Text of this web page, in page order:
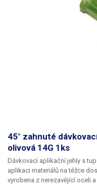
45° zahnuté
olivová 14G 1ks
Dávkovací aplikační jehly s
aplikaci materiálů na těžce
vyrobena z nerezavějící oceli